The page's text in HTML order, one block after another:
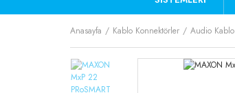
Anasayfa Kablo Konnektörler Audio Kablo